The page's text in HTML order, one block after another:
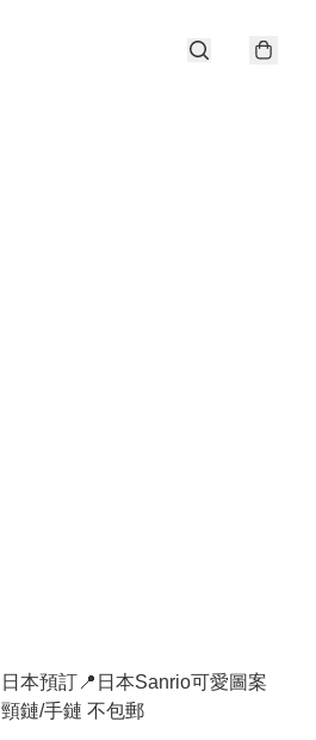
日本預訂📍日本Sanrio可愛圖案
頸鏈/手鏈 不包郵